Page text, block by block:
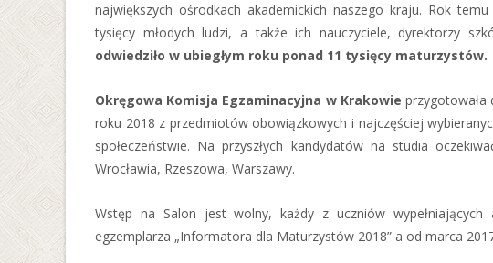
największych ośrodkach akademickich naszego kraju. Rok
tysięcy młodych ludzi, a także ich nauczyciele, dyrektorzy
odwiedziło w ubiegłym roku ponad 11 tysięcy maturzystów.
Okręgowa Komisja Egzaminacyjna w Krakowie
roku 2018 z przedmiotów obowiązkowych i najczęściej
społeczeństwie. Na przyszłych kandydatów na studia
Wrocławia, Rzeszowa, Warszawy.
Wstęp na Salon jest wolny, każdy z uczniów
egzemplarza „Informatora dla Maturzystów 2018” a od marca